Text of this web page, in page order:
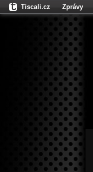
Tiscali.cz Zprávy
Fights.cz